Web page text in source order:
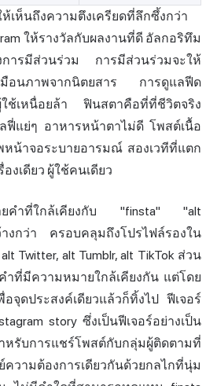
เห็นถึงความตึงเครียดที่ลึกซึ้งกว่า
ให้รางวัลกับผลงานที่ดี อัลกอริทึม
การมีส่วนร่วม การมีส่วนร่วมจะให้
มือนภาพจากนิตยสาร การดูแลฟีด
ใช้เหนื่อยล้า ฟินสตาคือที่ที่ชีวิตจริง
ฟี่แย่ๆ อาหารหน้าตาไม่ดี โพสต์เนื้อ
น้าจอระบายอารมณ์ สองเวทีที่แตก
งเดียว ผู้ใช้คนเดียว
ายคำที่ใกล้เคียงกับ "finsta" "alt
งกว่า ครอบคลุมถึงโปรไฟล์รองใน
Twitter, alt Tumblr, alt TikTok ส่วน
ำที่มีความหมายใกล้เคียงกัน แต่โดย
อจุดประสงค์เดียวแล้วก็ทิ้งไป ฟีเจอร์
story ซึ่งเป็นฟีเจอร์อย่างเป็น
หรับการแชร์โพสต์กับกลุ่มผู้ติดตามที่
ามต้องการเดียวกันด้วยกลไกที่นุ่ม